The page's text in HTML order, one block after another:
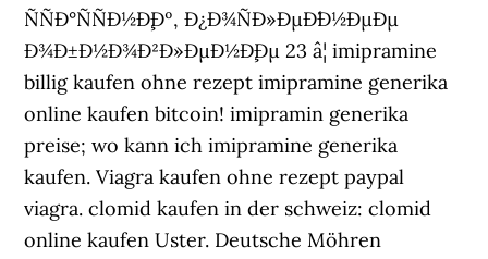
ÑÑÐ°ÑÑÐ½Ð¸Ðº, Ð¿Ð¾ÑÐ»ÐµÐ´Ð½ÐµÐµ
Ð¾Ð±Ð½Ð¾Ð²Ð»ÐµÐ½Ð¸Ðµ 23 â¦ imipramine
billig kaufen ohne rezept imipramine generika
online kaufen bitcoin! imipramin generika
preise; wo kann ich imipramine generika
kaufen. Viagra kaufen ohne rezept paypal
viagra. clomid kaufen in der schweiz: clomid
online kaufen Uster. Deutsche Möhren